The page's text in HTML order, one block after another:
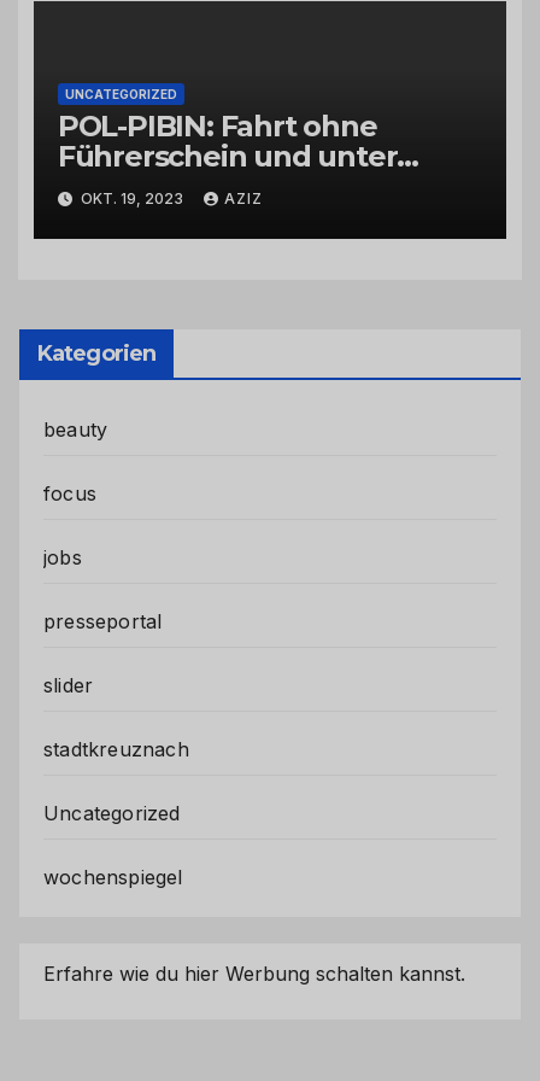
UNCATEGORIZED
POL-PIBIN: Fahrt ohne
Führerschein und unter
Einfluss von Drogen
OKT. 19, 2023 AZIZ
Kategorien
beauty
focus
jobs
presseportal
slider
stadtkreuznach
Uncategorized
wochenspiegel
Erfahre wie du hier Werbung schalten kannst.